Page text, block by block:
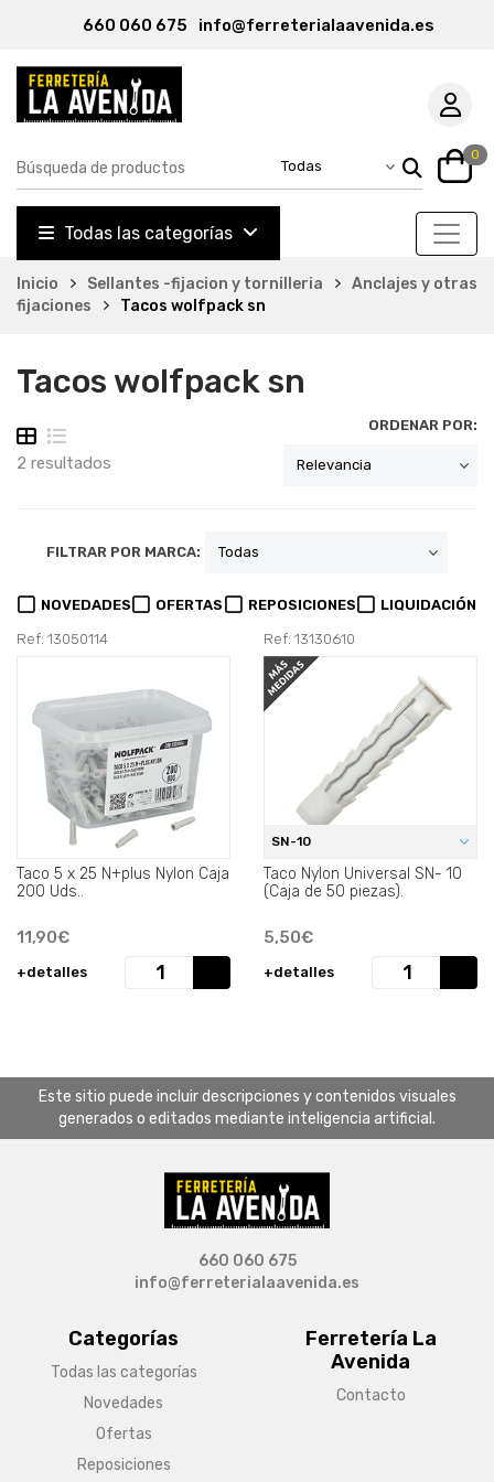
660 060 675 info@ferreterialaavenida.es
0
Todas las categorías
Inicio Sellantes -fijacion y tornilleria
Anclajes y otras
fijaciones
Tacos wolfpack sn
Tacos wolfpack sn
2 resultados
ORDENAR POR:
FILTRAR POR MARCA:
NOVEDADES OFERTAS REPOSICIONES LIQUIDACIÓN
Ref: 13050114
Taco 5 x 25 N+plus Nylon Caja
200 Uds..
11,90€
+detalles
Ref: 13130610
SN-10
Taco Nylon Universal SN- 10
(Caja de 50 piezas).
5,50€
+detalles
Este sitio puede incluir descripciones y contenidos visuales
generados o editados mediante inteligencia artificial.
Categorías
Todas las categorías
Novedades
Ofertas
Reposiciones
Ferretería La
Avenida
Contacto
660 060 675
info@ferreterialaavenida.es